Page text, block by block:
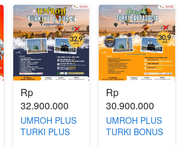
Rp
32.900.000
UMROH PLUS
TURKI PLUS
Rp
30.900.000
UMROH PLUS
TURKI BONUS